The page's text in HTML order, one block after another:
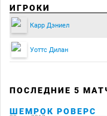
ИГРОКИ
Карр Дэниел
Уоттс Дилан
ПОСЛЕДНИЕ 5
ШЕМРОК РОВЕРС